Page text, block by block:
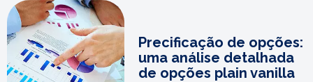
Precificação de opções:
uma análise detalhada
de opções plain vanilla